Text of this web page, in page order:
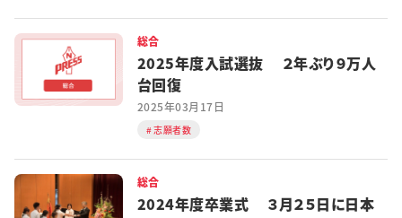
総合
2025年度入試選抜 ２年ぶり９万人
台回復
2025年03月17日
志願者数
総合
2024年度卒業式 ３月２５日に日本